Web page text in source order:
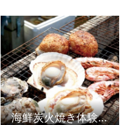
海鮮炭火焼き体験 ゆ
りあげ港朝市 の詳細は
こちら
海鮮炭火焼き体験 ゆりあげ港朝市